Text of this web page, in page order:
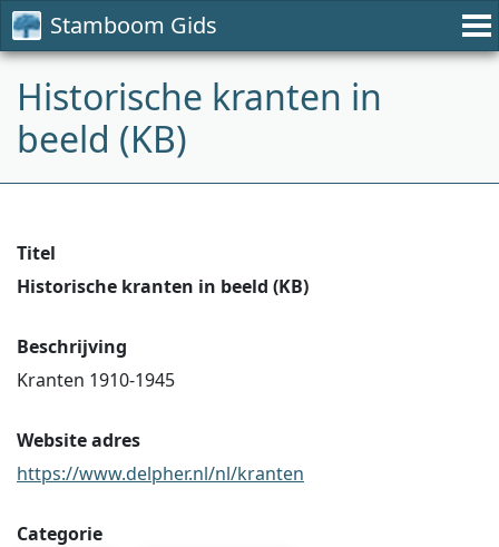
Stamboom Gids
Historische kranten in
beeld (KB)
Titel
Historische kranten in beeld (KB)
Beschrijving
Kranten 1910-1945
Website adres
https://www.delpher.nl/nl/kranten
Categorie